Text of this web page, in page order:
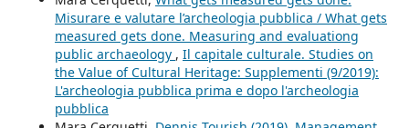
Misurare e valutare l’archeologia pubblica / What gets
measured gets done. Measuring and evaluationg
public archaeology , Il capitale culturale. Studies on
the Value of Cultural Heritage: Supplementi (9/2019):
L'archeologia pubblica prima e dopo l'archeologia
pubblica